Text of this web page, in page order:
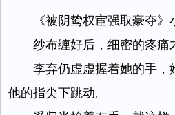
《被阴鸷权宦强取豪夺
纱布缠好后，细密的疼痛
李弃仍虚虚握着她的手，
他的指尖下跳动。